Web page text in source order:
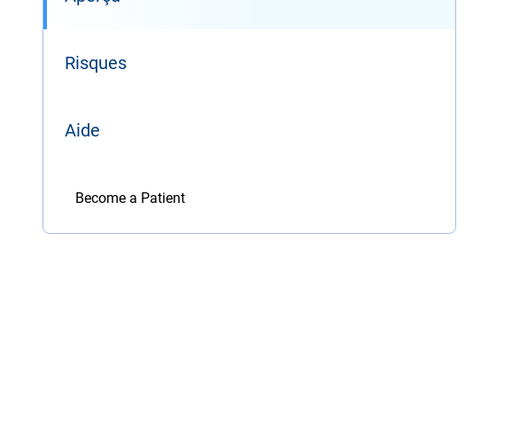
Risques
Aide
Become a Patient